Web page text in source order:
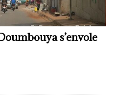
s’envole